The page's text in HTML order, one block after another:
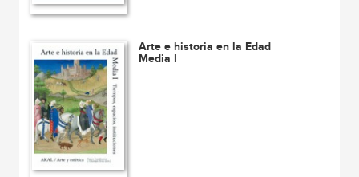
Arte e historia en la Edad
Media I